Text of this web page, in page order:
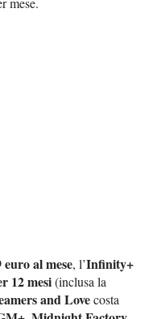
euro al mese, l’Infinity+
12 mesi(inclusa la
and Lovecosta